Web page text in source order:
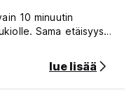
10 minuutin
Sama etäisyys
kerrostalossa, joka
ja toimiva.
studioita (kahden
lue lisää